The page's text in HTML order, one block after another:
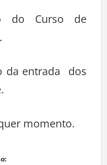
do Curso de
da entrada dos
momento.